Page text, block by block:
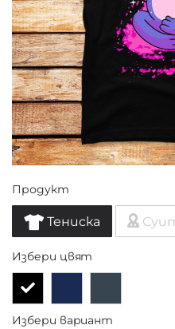
Продукт
Тениска
Избери цвят
Избери вариант